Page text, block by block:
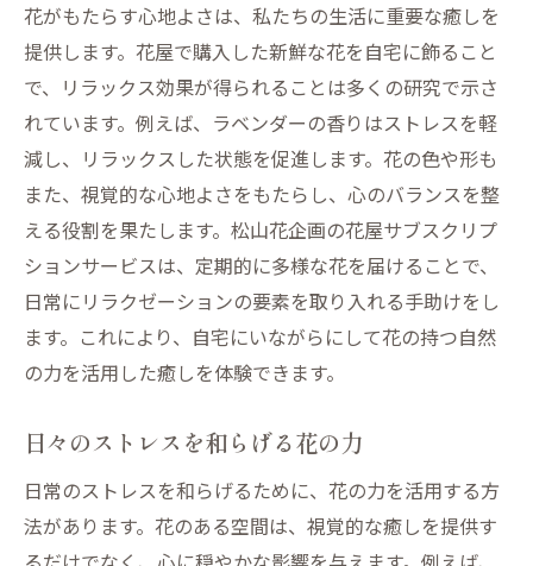
花がもたらす心地よさは、私たちの生活に重要な癒しを
提供します。花屋で購入した新鮮な花を自宅に飾ること
で、リラックス効果が得られることは多くの研究で示さ
れています。例えば、ラベンダーの香りはストレスを軽
減し、リラックスした状態を促進します。花の色や形も
また、視覚的な心地よさをもたらし、心のバランスを整
える役割を果たします。松山花企画の花屋サブスクリプ
ションサービスは、定期的に多様な花を届けることで、
日常にリラクゼーションの要素を取り入れる手助けをし
ます。これにより、自宅にいながらにして花の持つ自然
の力を活用した癒しを体験できます。
日々のストレスを和らげる花の力
日常のストレスを和らげるために、花の力を活用する方
法があります。花のある空間は、視覚的な癒しを提供す